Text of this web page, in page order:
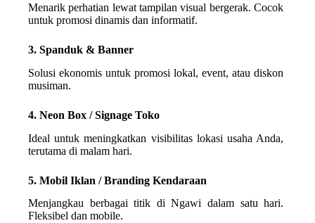
Menarik perhatian lewat tampilan visual bergerak. Cocok
untuk promosi dinamis dan informatif.
3. Spanduk & Banner
Solusi ekonomis untuk promosi lokal, event, atau diskon
musiman.
4. Neon Box / Signage Toko
Ideal untuk meningkatkan visibilitas lokasi usaha Anda,
terutama di malam hari.
5. Mobil Iklan / Branding Kendaraan
Menjangkau berbagai titik di Ngawi dalam satu hari.
Fleksibel dan mobile.